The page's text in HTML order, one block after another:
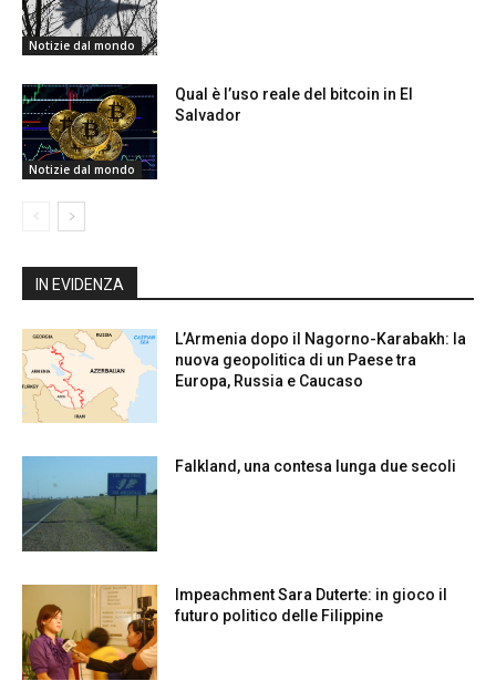
Notizie dal mondo
Notizie dal mondo
Qual è l’uso reale del bitcoin in El
Salvador
IN EVIDENZA
L’Armenia dopo il Nagorno-Karabakh: la
nuova geopolitica di un Paese tra
Europa, Russia e Caucaso
Falkland, una contesa lunga due secoli
Impeachment Sara Duterte: in gioco il
futuro politico delle Filippine